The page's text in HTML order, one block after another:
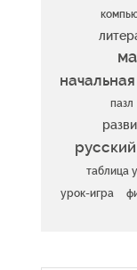
пазл
таблица
урок-игра